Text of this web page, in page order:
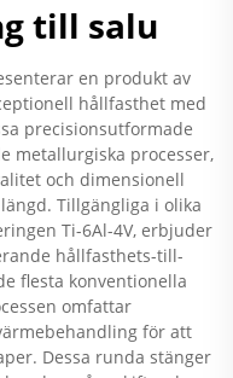
till salu
en produkt av
hållfasthet med
precisionsutformade
metallurgiska processer,
och dimensionell
Tillgängliga i olika
Ti-6Al-4V, erbjuder
hållfasthets-till-
flesta konventionella
omfattar
för att
Dessa runda stänger